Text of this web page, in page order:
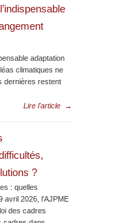
adaptation
climatiques ne
dernières restent
Lire l'article
→
?
: quelles
2026, l’AJPME
des cadres